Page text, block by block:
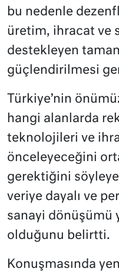
bu nedenle
üretim, ihracat ve
destekleyen
güçlendirilmesi
Türkiye’nin
hangi alanlarda
teknolojileri ve
önceleyeceğini
gerektiğini
veriye dayalı ve
sanayi dönüşümü
olduğunu belirtti.
Konuşmasında